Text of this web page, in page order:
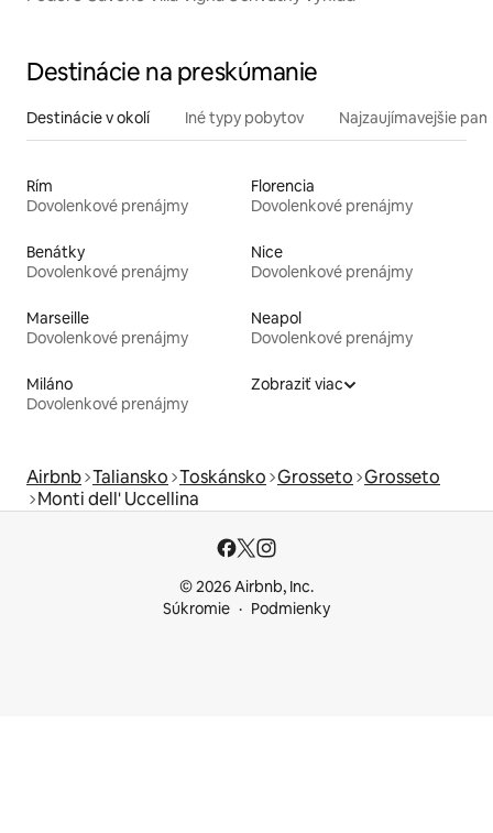
Destinácie na preskúmanie
Destinácie v okolí Iné typy pobytov Najzaujímavejšie
Rím
Dovolenkové prenájmy
Florencia
Dovolenkové prenájmy
Benátky
Dovolenkové prenájmy
Nice
Dovolenkové prenájmy
Marseille
Dovolenkové prenájmy
Neapol
Dovolenkové prenájmy
Miláno
Dovolenkové prenájmy
Zobraziť viac
Airbnb Taliansko Toskánsko Grosseto Grosseto
Monti dell' Uccellina
© 2026 Airbnb, Inc.
Súkromie
Podmienky